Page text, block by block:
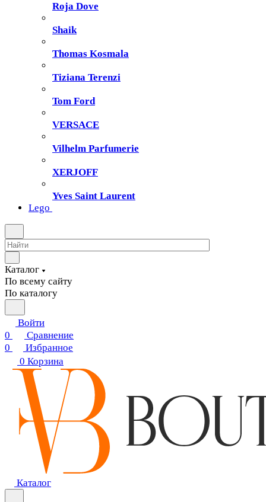
Roja Dove
Shaik
Thomas Kosmala
Tiziana Terenzi
Tom Ford
VERSACE
Vilhelm Parfumerie
XERJOFF
Yves Saint Laurent
Lego
Каталог
По всему сайту
По каталогу
Войти
0
Сравнение
0
Избранное
0 Корзина
Каталог